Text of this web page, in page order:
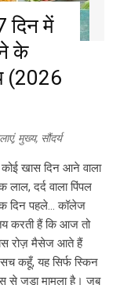
दिन में
के
(2026
, मुख्य, सौंदर्य
खास दिन आने वाला
दर्द वाला पिंपल
दिन पहले… कॉलेज
करती हैं कि आज तो
रोज़ मैसेज आते हैं
कहूँ, यह सिर्फ स्किन
से जुड़ा मामला है। जब